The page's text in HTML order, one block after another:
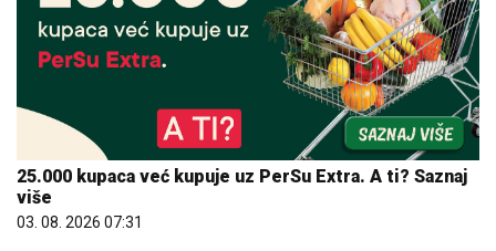
25.000 kupaca već kupuje uz PerSu Extra. A ti? Saznaj
više
03. 08. 2026 07:31